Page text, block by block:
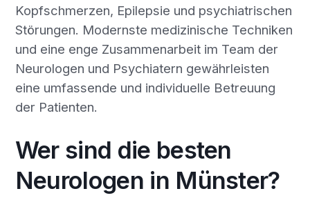
Kopfschmerzen, Epilepsie und psychiatrischen
Störungen. Modernste medizinische Techniken
und eine enge Zusammenarbeit im Team der
Neurologen und Psychiatern gewährleisten
eine umfassende und individuelle Betreuung
der Patienten.
Wer sind die besten
Neurologen in Münster?